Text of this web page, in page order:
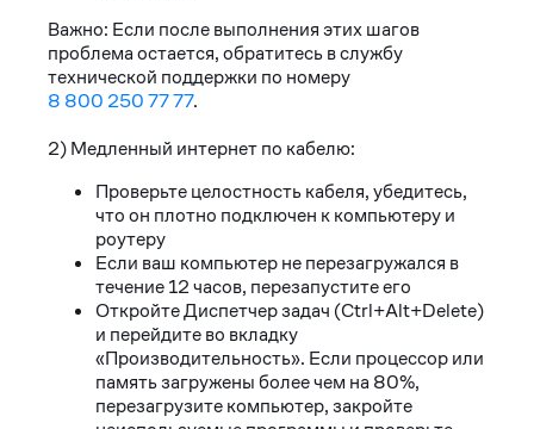
Важно: Если после выполнения этих шагов
проблема остается, обратитесь в службу
технической поддержки по номеру
8 800 250 77 77.
2) Медленный интернет по кабелю:
Проверьте целостность кабеля, убедитесь,
что он плотно подключен к компьютеру и
роутеру
Если ваш компьютер не перезагружался в
течение 12 часов, перезапустите его
Откройте Диспетчер задач (Ctrl+Alt+Delete)
и перейдите во вкладку
«Производительность». Если процессор или
память загружены более чем на 80%,
перезагрузите компьютер, закройте